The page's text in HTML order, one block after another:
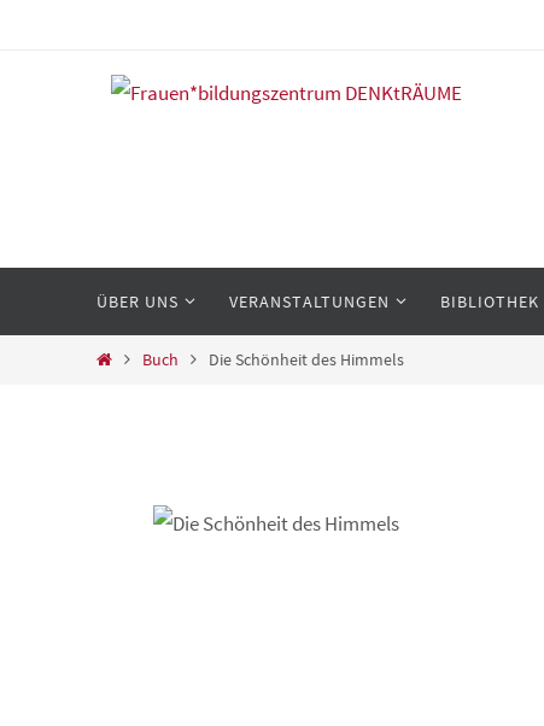
springen
ÜBER UNS VERANSTALTUNGEN BIBLIOTHEK
StartBuch Die Schönheit des Himmels